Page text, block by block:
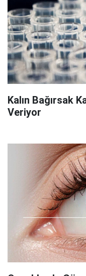
Kalın Bağırsak
Veriyor